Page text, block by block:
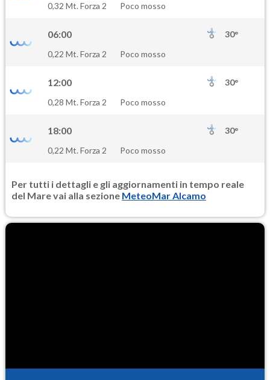
PM10
PM25
0,32 Mt. Forza 2
Poco mosso
06:00
30°
0,22 Mt. Forza 2
Poco mosso
12:00
30°
0,28 Mt. Forza 2
Poco mosso
18:00
30°
0,22 Mt. Forza 2
Poco mosso
Per tutti i dettagli e gli aggiornamenti in tempo reale
del Mare vai alla sezione MeteoMar Alcamo